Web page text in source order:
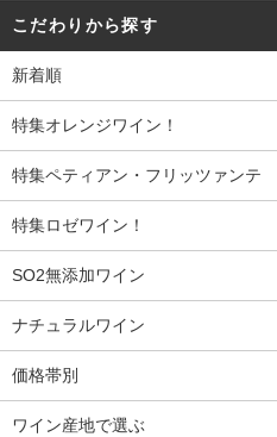
こだわりから探す
新着順
特集オレンジワイン！
特集ペティアン・フリッツァンテ
特集ロゼワイン！
SO2無添加ワイン
ナチュラルワイン
価格帯別
ワイン産地で選ぶ